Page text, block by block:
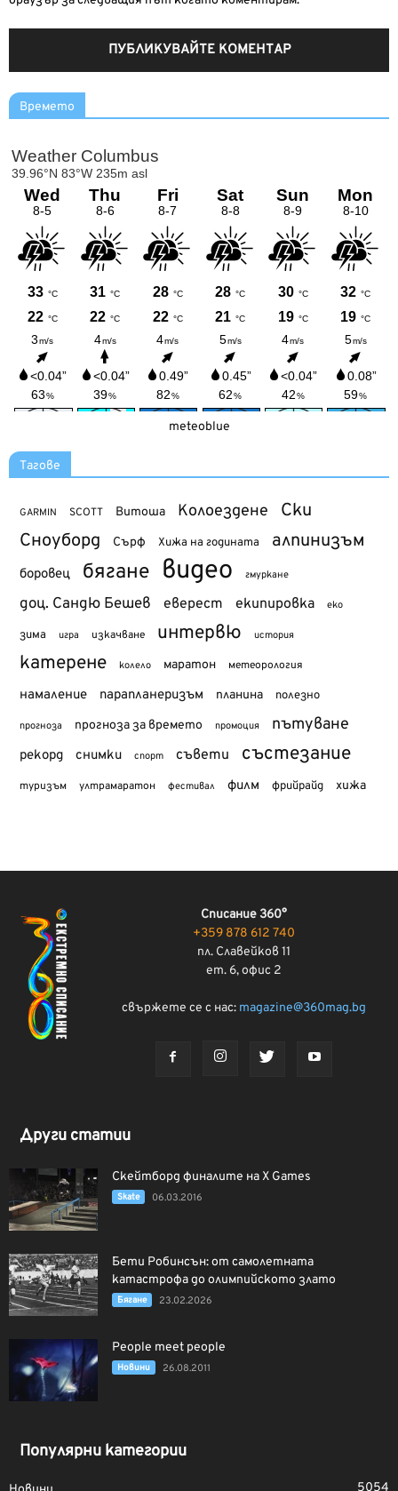
Времето
meteoblue
Тагове
GARMIN SCOTT Витоша Колоездене Ски
Сноуборд Сърф Хижа на годината алпинизъм
боровец бягане видео гмуркане
доц. Сандю Бешев еверест екипировка еко
зима игра изкачване интервю история
катерене колело маратон метеорология
намаление парапланеризъм планина полезно
прогноза прогноза за времето промоция пътуване
рекорд снимки спорт съвети състезание
туризъм ултрамаратон фестивал филм фрийрайд хижа
Списание 360°
+359 878 612 740
пл. Славейков 11
ет. 6, офис 2
свържете се с нас: magazine@360mag.bg
Други статии
Скейтборд финалите на X Games
Skate 06.03.2016
Бети Робинсън: от самолетната
катастрофа до олимпийското злато
Бягане 23.02.2026
People meet people
Новини 26.08.2011
Популярни категории
5054